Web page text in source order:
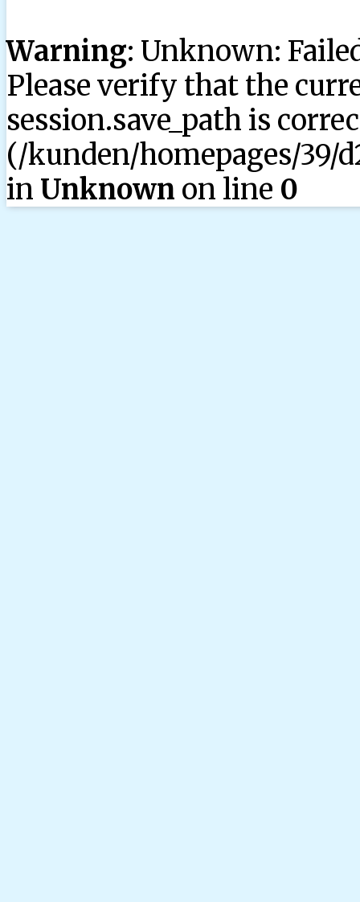
Warning: Unknown:
Please verify that the
session.save_path is
(/kunden/homepages/39/
in Unknown on line 0